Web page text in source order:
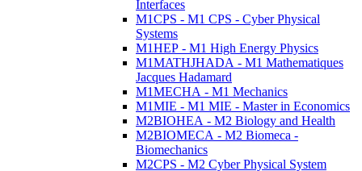
Interfaces
M1CPS - M1 CPS - Cyber Physical
Systems
M1HEP - M1 High Energy Physics
M1MATHJHADA - M1 Mathematiques
Jacques Hadamard
M1MECHA - M1 Mechanics
M1MIE - M1 MIE - Master in Economics
M2BIOHEA - M2 Biology and Health
M2BIOMECA - M2 Biomeca -
Biomechanics
M2CPS - M2 Cyber Physical System